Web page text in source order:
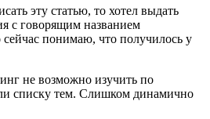
эту статью, то хотел выдать
с говорящим названием
понимаю, что получилось у
не возможно изучить по
списку тем. Слишком динамично